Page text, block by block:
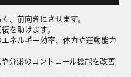
、前向きにさせます。
を助けます。
ネルギー効率、体力や運動能力
分泌のコントロール機能を改善